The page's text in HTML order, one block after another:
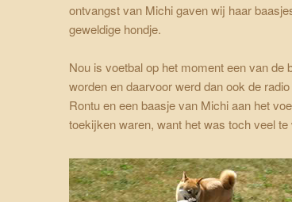
ontvangst van Michi gaven wij haar
geweldige hondje.
Nou is voetbal op het moment een van de
worden en daarvoor werd dan ook de
Rontu en een baasje van Michi aan het
toekijken waren, want het was toch veel